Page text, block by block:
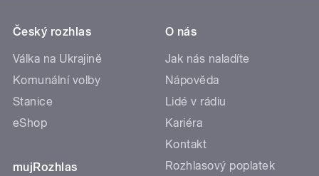
Český rozhlas
Válka na Ukrajině
Komunální volby
Stanice
eShop
mujRozhlas
O nás
Jak nás naladíte
Nápověda
Lidé v rádiu
Kariéra
Kontakt
Rozhlasový poplatek